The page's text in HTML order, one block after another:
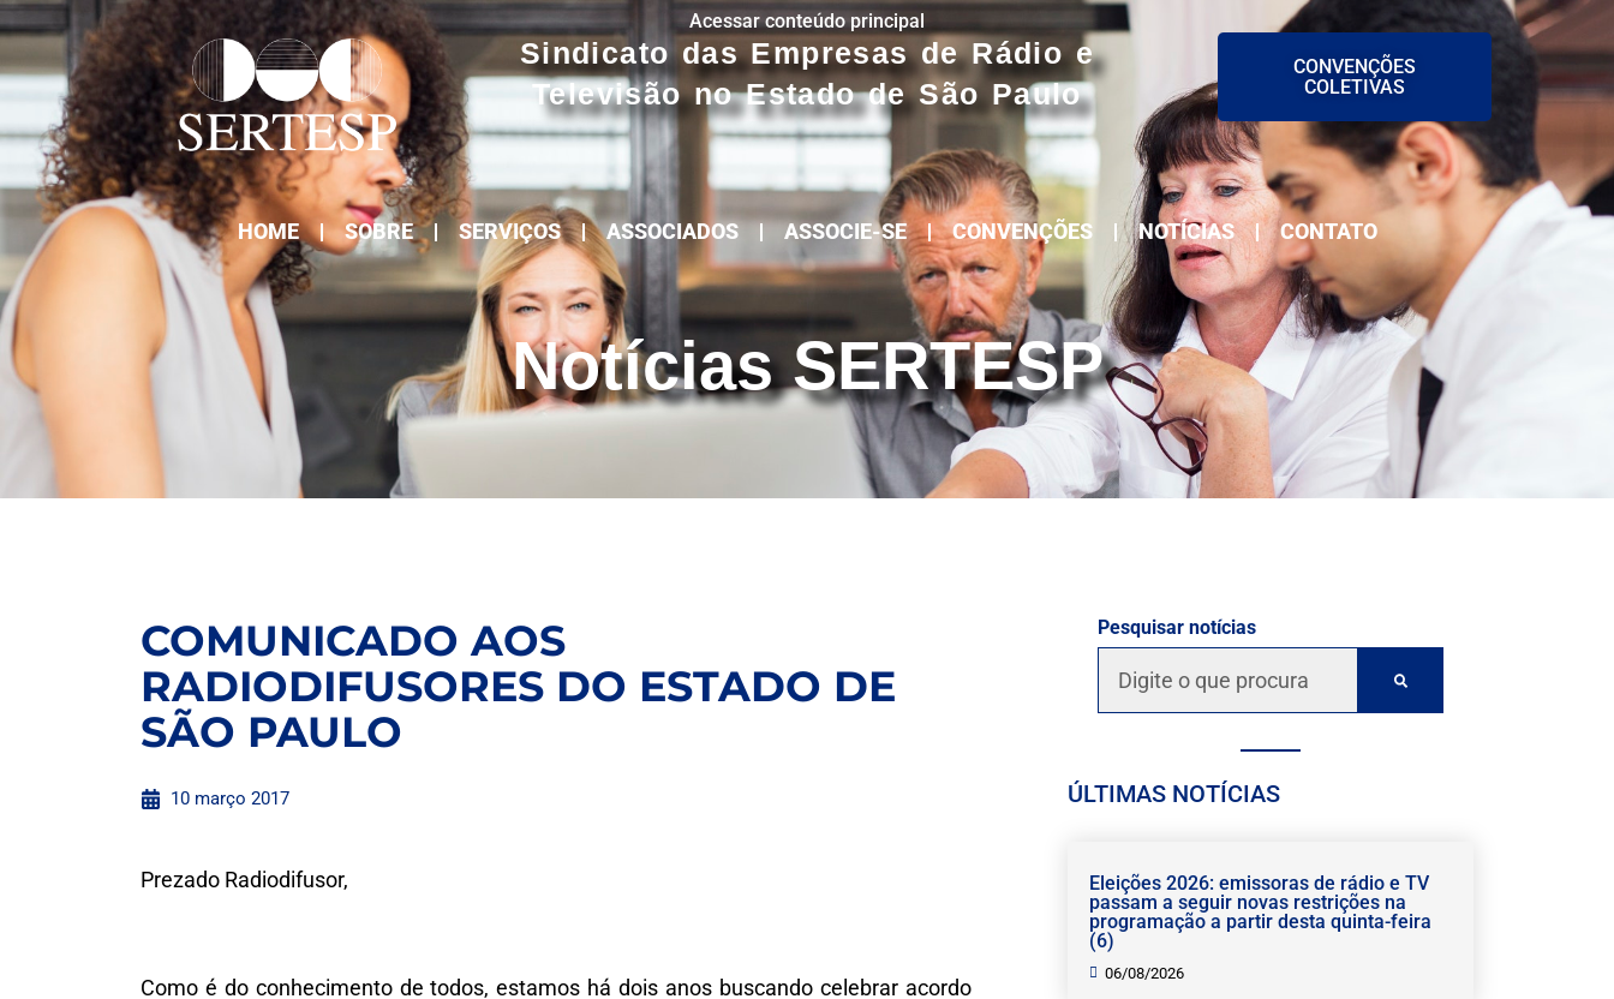
Acessar conteúdo principal
Sindicato das Empresas de Rádio e
Televisão no Estado de São Paulo
CONVENÇÕES
COLETIVAS
HOME SOBRE SERVIÇOS ASSOCIADOS ASSOCIE-SE CONVENÇÕES NOTÍCIAS CONTATO
Notícias SERTESP
COMUNICADO AOS
RADIODIFUSORES DO ESTADO DE
SÃO PAULO
10 março 2017
Prezado Radiodifusor,
Como é do conhecimento de todos, estamos há dois anos buscando celebrar acordo
Pesquisar notícias
ÚLTIMAS NOTÍCIAS
Eleições 2026: emissoras de rádio e TV
passam a seguir novas restrições na
programação a partir desta quinta-feira
(6)
06/08/2026